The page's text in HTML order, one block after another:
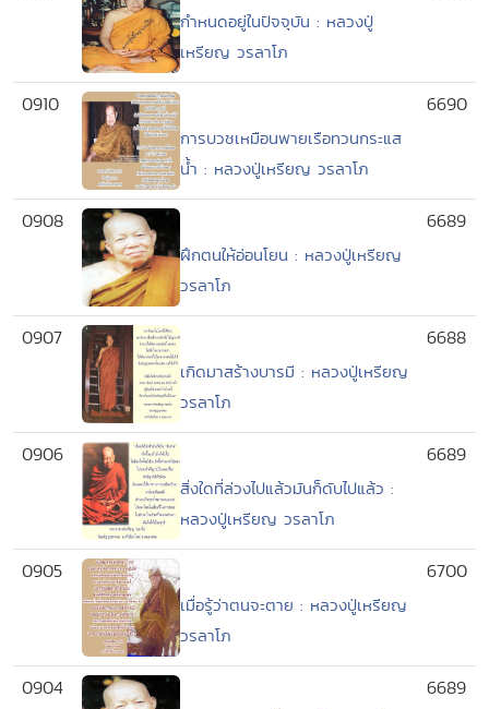
กำหนดอยู่ในปัจจุบัน : หลวงปู่
เหรียญ วรลาโภ
0910
การบวชเหมือนพายเรือทวนกระแส
น้ำ : หลวงปู่เหรียญ วรลาโภ
6690
0908
ฝึกตนให้อ่อนโยน : หลวงปู่เหรียญ
วรลาโภ
6689
0907
เกิดมาสร้างบารมี : หลวงปู่เหรียญ
วรลาโภ
6688
0906
สิ่งใดที่ล่วงไปแล้วมันก็ดับไปแล้ว :
หลวงปู่เหรียญ วรลาโภ
6689
0905
เมื่อรู้ว่าตนจะตาย : หลวงปู่เหรียญ
วรลาโภ
6700
0904 6689